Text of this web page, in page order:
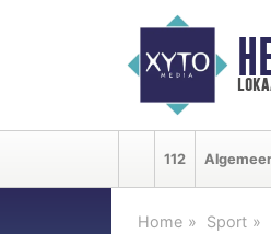
112
Home Sport